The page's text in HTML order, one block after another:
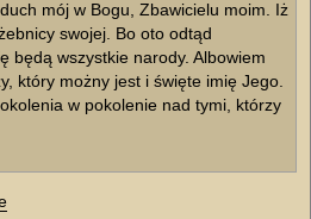
mój w Bogu, Zbawicielu moim. Iż
swojej. Bo oto odtąd
będą wszystkie narody. Albowiem
który możny jest i święte imię Jego.
w pokolenie nad tymi, którzy